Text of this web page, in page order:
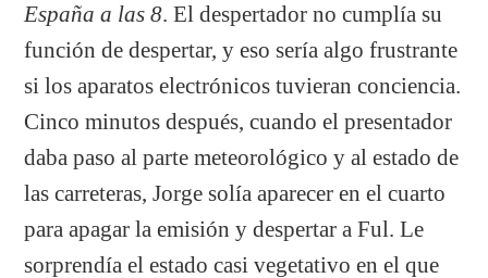
España a las 8. El despertador no cumplía su
función de despertar, y eso sería algo frustrante
si los aparatos electrónicos tuvieran conciencia.
Cinco minutos después, cuando el presentador
daba paso al parte meteorológico y al estado de
las carreteras, Jorge solía aparecer en el cuarto
para apagar la emisión y despertar a Ful. Le
sorprendía el estado casi vegetativo en el que